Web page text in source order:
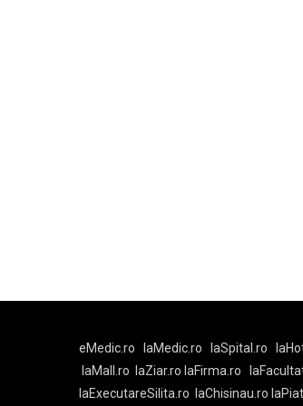
eMedic.ro laMedic.ro laSpital.ro
laMall.ro
laZiar.ro laFirma.ro
laExecutareSilita.ro
laChisinau.ro